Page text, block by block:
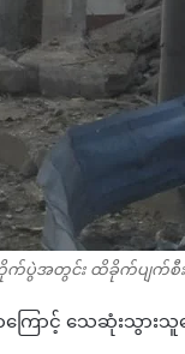
ပွဲအတွင်း ထိခိုက်ပျက်စီးသွ
ကြောင့် သေဆုံးသွာ